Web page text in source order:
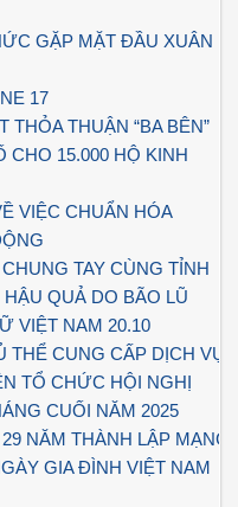
GẶP MẶT ĐẦU XUÂN
17
THỎA THUẬN “BA BÊN”
CHO 15.000 HỘ KINH
VIỆC CHUẨN HÓA
TAY CÙNG TỈNH
QUẢ DO BÃO LŨ
VIỆT NAM 20.10
CUNG CẤP DỊCH VỤ
TỔ CHỨC HỘI NGHỊ
CUỐI NĂM 2025
NĂM THÀNH LẬP MẠNG
GIA ĐÌNH VIỆT NAM